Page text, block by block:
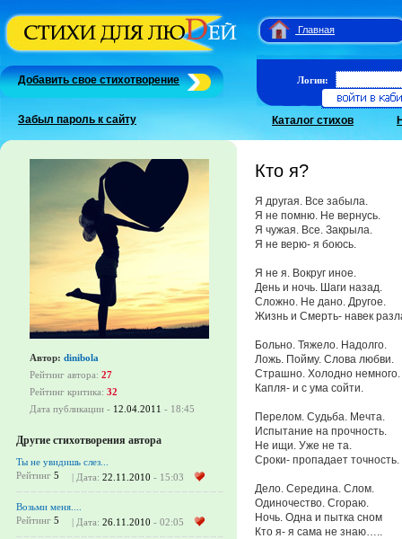
Главная
Добавить свое стихотворение
Забыл пароль к сайту
Логин:
Каталог стихов
Автор: dinibola
Рейтинг автора: 27
Рейтинг критика: 32
Дата публикации - 12.04.2011 - 18:45
Другие стихотворения автора
Ты не увидишь слез...
Рейтинг 5 | Дата: 22.11.2010 - 15:03
Возьми меня....
Рейтинг 5 | Дата: 26.11.2010 - 02:05
Кто я?
Я другая. Все забыла.
Я не помню. Не вернусь.
Я чужая. Все. Закрыла.
Я не верю- я боюсь.
Я не я. Вокруг иное.
День и ночь. Шаги назад.
Сложно. Не дано. Другое.
Жизнь и Смерть- навек
Больно. Тяжело. Надолго.
Ложь. Пойму. Слова любви.
Страшно. Холодно немного.
Капля- и с ума сойти.
Перелом. Судьба. Мечта.
Испытание на прочность.
Не ищи. Уже не та.
Сроки- пропадает точность.
Дело. Середина. Слом.
Одиночество. Сгораю.
Ночь. Одна и пытка сном
Кто я- я сама не знаю…..